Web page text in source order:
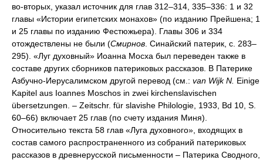
во-вторых, указал источник для глав 312–314, 335–336: 1 и 32
главы «Истории египетских монахов» (по изданию Прейшена; 1
и 25 главы по изданию Фестюжьера). Главы 306 и 334
отождествлены не были (Смирнов . Синайский патерик, с. 283–
295). «Луг духовный» Иоанна Мосха был переведен также в
составе других сборников патериковых рассказов. В Патерике
Азбучно-Иерусалимском другой перевод (см.: van Wijk N. Einige
Kapitel aus Ioannes Moschos in zwei kirchenslavischen
übersetzungen. – Zeitschr. für slavishe Philologie, 1933, Bd 10, S.
60–66) включает 25 глав (по счету издания Миня).
Относительно текста 58 глав «Луга духовного», входящих в
состав самого распространенного из собраний патериковых
рассказов в древнерусской письменности – Патерика Сводного,